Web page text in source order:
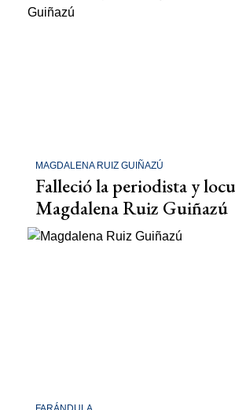
MAGDALENA RUIZ GUIÑAZÚ
Falleció la periodista y
Magdalena Ruiz Guiñazú